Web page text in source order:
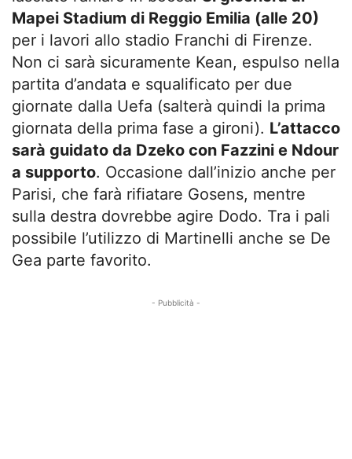
Mapei Stadium di Reggio Emilia (alle 20)
per i lavori allo stadio Franchi di Firenze.
Non ci sarà sicuramente Kean, espulso nella
partita d’andata e squalificato per due
giornate dalla Uefa (salterà quindi la prima
giornata della prima fase a gironi). L’attacco
sarà guidato da Dzeko con Fazzini e Ndour
a supporto. Occasione dall’inizio anche per
Parisi, che farà rifiatare Gosens, mentre
sulla destra dovrebbe agire Dodo. Tra i pali
possibile l’utilizzo di Martinelli anche se De
Gea parte favorito.
- Pubblicità -